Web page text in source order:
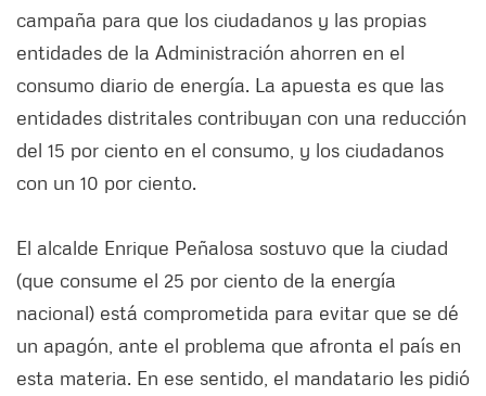
campaña para que los ciudadanos y las propias
entidades de la Administración ahorren en el
consumo diario de energía. La apuesta es que las
entidades distritales contribuyan con una reducción
del 15 por ciento en el consumo, y los ciudadanos
con un 10 por ciento.
El alcalde Enrique Peñalosa sostuvo que la ciudad
(que consume el 25 por ciento de la energía
nacional) está comprometida para evitar que se dé
un apagón, ante el problema que afronta el país en
esta materia. En ese sentido, el mandatario les pidió